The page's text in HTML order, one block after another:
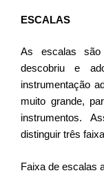
ESCALAS
As escalas
descobriu e
instrumentação
muito grande,
instrumentos.
distinguir três
Faixa de escalas